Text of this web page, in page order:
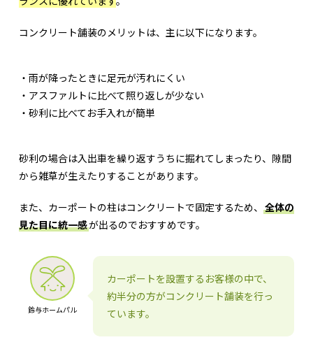
コンクリート舗装のメリットは、主に以下になります。
・雨が降ったときに足元が汚れにくい
・アスファルトに比べて照り返しが少ない
・砂利に比べてお手入れが簡単
砂利の場合は入出車を繰り返すうちに掘れてしまったり、隙間
から雑草が生えたりすることがあります。
また、カーポートの柱はコンクリートで固定するため、 全体の
見た目に統一感が出るのでおすすめです。
鈴与ホームパル
カーポートを設置するお客様の中で、
約半分の方がコンクリート舗装を行っ
ています。